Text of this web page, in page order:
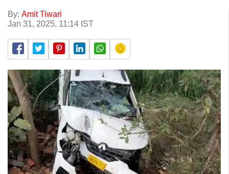
By: Amit Tiwari
Jan 31, 2025, 11:14 IST